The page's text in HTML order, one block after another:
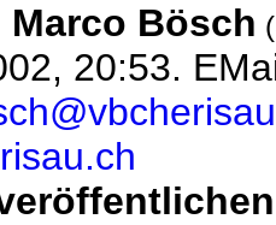
Marco Bösch
20:53.